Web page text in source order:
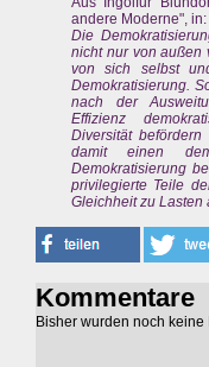
andere Moderne",
Die
nicht nur von außen
von sich selbst
Demokratisierung.
nach der
Effizienz
Diversität
damit einen
Demokratisierung
privilegierte Teile
Gleichheit zu Lasten
Kommentare
Bisher wurden noch